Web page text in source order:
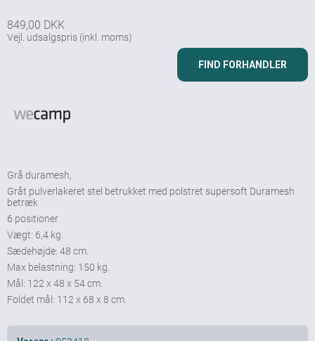
849,00 DKK
Vejl. udsalgspris (inkl. moms)
FIND FORHANDLER
Grå duramesh,
Gråt pulverlakeret stel betrukket med polstret supersoft Duramesh
betræk
6 positioner
Vægt: 6,4 kg.
Sædehøjde: 48 cm.
Max belastning: 150 kg.
Mål: 122 x 48 x 54 cm.
Foldet mål: 112 x 68 x 8 cm.